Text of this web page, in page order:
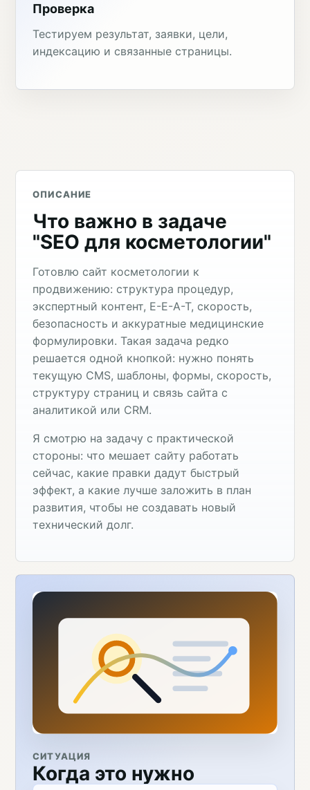
Проверка
Тестируем результат, заявки, цели,
индексацию и связанные страницы.
ОПИСАНИЕ
Что важно в задаче
"SEO для косметологии"
Готовлю сайт косметологии к
продвижению: структура процедур,
экспертный контент, E-E-A-T, скорость,
безопасность и аккуратные медицинские
формулировки. Такая задача редко
решается одной кнопкой: нужно понять
текущую CMS, шаблоны, формы, скорость,
структуру страниц и связь сайта с
аналитикой или CRM.
Я смотрю на задачу с практической
стороны: что мешает сайту работать
сейчас, какие правки дадут быстрый
эффект, а какие лучше заложить в план
развития, чтобы не создавать новый
технический долг.
СИТУАЦИЯ
Когда это нужно